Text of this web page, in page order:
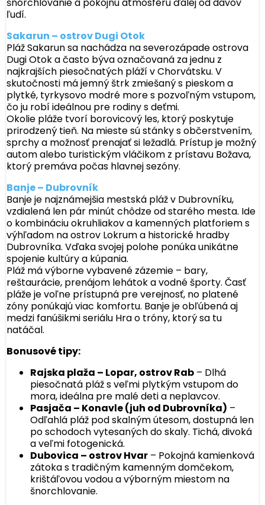
šnorchlovanie a pokojnú atmosféru ďalej od davov
ľudí.
Sakarun – ostrov Dugi Otok
Pláž Sakarun sa nachádza na severozápade ostrova
Dugi Otok a často býva označovaná za jednu z
najkrajších piesočnatých pláží v Chorvátsku. V
skutočnosti má jemný štrk zmiešaný s pieskom a
plytké, tyrkysovo modré more s pozvoľným vstupom,
čo ju robí ideálnou pre rodiny s deťmi.
Okolie pláže tvorí borovicový les, ktorý poskytuje
prirodzený tieň. Na mieste sú stánky s občerstvením,
sprchy a možnosť prenajať si ležadlá. Prístup je možný
autom alebo turistickým vláčikom z prístavu Božava,
ktorý premáva počas hlavnej sezóny.
Banje – Dubrovník
Banje je najznámejšia mestská pláž v Dubrovníku,
vzdialená len pár minút chôdze od starého mesta. Ide
o kombináciu okruhliakov a kamenných platforiem s
výhľadom na ostrov Lokrum a historické hradby
Dubrovníka. Vďaka svojej polohe ponúka unikátne
spojenie kultúry a kúpania.
Pláž má výborne vybavené zázemie – bary,
reštaurácie, prenájom lehátok a vodné športy. Časť
pláže je voľne prístupná pre verejnosť, no platené
zóny ponúkajú viac komfortu. Banje je obľúbená aj
medzi fanúšikmi seriálu Hra o tróny, ktorý sa tu
natáčal.
Bonusové tipy:
Rajska plaža – Lopar, ostrov Rab – Dlhá
piesočnatá pláž s veľmi plytkým vstupom do
mora, ideálna pre malé deti a neplavcov.
Pasjača – Konavle (juh od Dubrovníka) –
Odľahlá pláž pod skalným útesom, dostupná len
po schodoch vytesaných do skaly. Tichá, divoká
a veľmi fotogenická.
Dubovica – ostrov Hvar – Pokojná kamienková
zátoka s tradičným kamenným domčekom,
krištáľovou vodou a výborným miestom na
šnorchlovanie.